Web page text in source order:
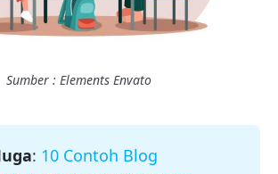
Sumber : Elements Envato
: 10 Contoh Blog